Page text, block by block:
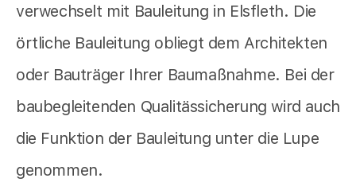
verwechselt mit Bauleitung in Elsfleth. Die
örtliche Bauleitung obliegt dem Architekten
oder Bauträger Ihrer Baumaßnahme. Bei der
baubegleitenden Qualitässicherung wird auch
die Funktion der Bauleitung unter die Lupe
genommen.